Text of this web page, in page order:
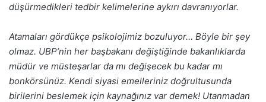
düşürmedikleri tedbir kelimelerine aykırı davranıyorlar.
Atamaları gördükçe psikolojimiz bozuluyor… Böyle bir şey
olmaz. UBP’nin her başbakanı değiştiğinde bakanlıklarda
müdür ve müsteşarlar da mı değişecek bu kadar mı
bonkörsünüz. Kendi siyasi emelleriniz doğrultusunda
birilerini beslemek için kaynağınız var demek! Utanmadan